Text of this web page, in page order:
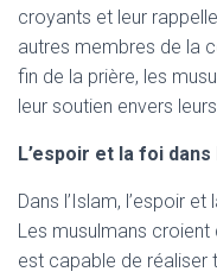
croyants et leur
autres membres de la
fin de la prière, les
leur soutien envers
L’espoir et la foi dans
Dans l’Islam, l’espoir
Les musulmans croient
est capable de réaliser